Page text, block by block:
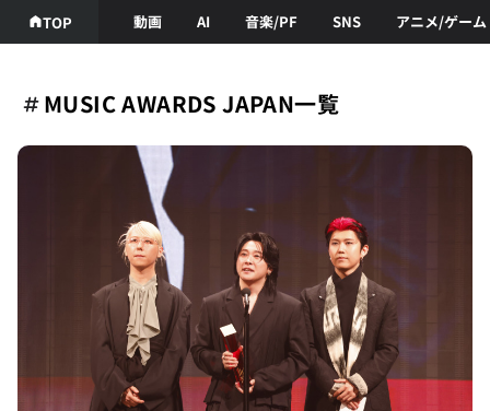
TOP 動画 AI 音楽/PF SNS アニメ/ゲーム
MUSIC AWARDS JAPAN一覧